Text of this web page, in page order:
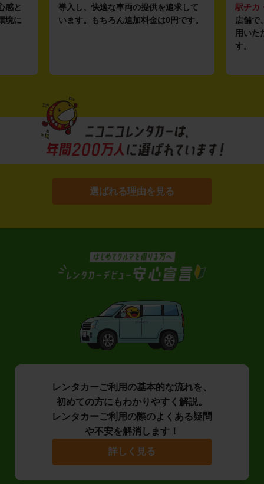
感と
境に
導入し、快適な車両の提供を追求して
います。もちろん追加料金は0円です。
駅チカ
店舗で
用いた
す。
選ばれる理由を見る
レンタカーご利用の基本的な流れを、
初めての方にもわかりやすく解説。
レンタカーご利用の際のよくある疑問
や不安を解消します！
詳しく見る